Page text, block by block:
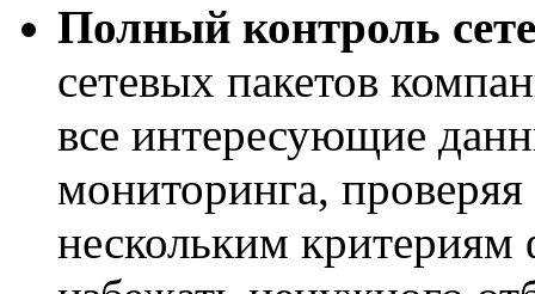
Полный контроль
сетевых пакетов
все интересующие
мониторинга, проверяя
нескольким критериям